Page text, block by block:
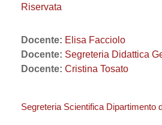
Riservata
Docente: Elisa Facciolo
Docente: Segreteria Didattica
Docente: Cristina Tosato
Segreteria Scientifica Dipartimento